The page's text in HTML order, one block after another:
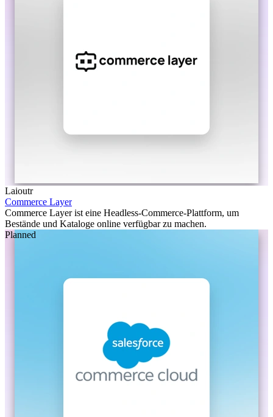
Laioutr
Commerce Layer
Commerce Layer ist eine Headless-Commerce-Plattform, um
Bestände und Kataloge online verfügbar zu machen.
Planned